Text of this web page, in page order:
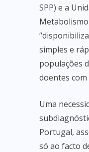
SPP) e a
simples e
populações
doentes com
Uma
Portugal,
só ao facto